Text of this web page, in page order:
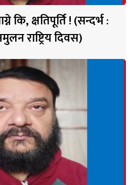
कि, क्षतिपूर्ति ! (सन्दर्भ :
राष्ट्रिय दिवस)